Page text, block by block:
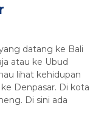
datang ke Bali
atau ke Ubud
lihat kehidupan
Denpasar. Di kota
Di sini ada